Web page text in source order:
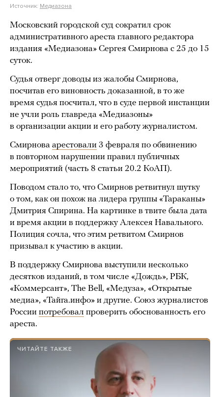
Источник: Медиазона
Московский городской суд сократил срок
административного ареста главного редактора
издания «Медиазона» Сергея Смирнова с 25 до 15
суток.
Судья отверг доводы из жалобы Смирнова,
посчитав его виновность доказанной, в то же
время судья посчитал, что в суде первой инстанции
не учли роль главреда «Медиазоны»
в организации акции и его работу журналистом.
Смирнова арестовали 3 февраля по обвинению
в повторном нарушении правил публичных
мероприятий (часть 8 статьи 20.2 КоАП).
Поводом стало то, что Смирнов ретвитнул шутку
о том, как он похож на лидера группы «Тараканы»
Дмитрия Спирина. На картинке в твите была дата
и время акции в поддержку Алексея Навального.
Полиция сочла, что этим ретвитом Смирнов
призывал к участию в акции.
В поддержку Смирнова выступили несколько
десятков изданий, в том числе «Дождь», РБК,
«Коммерсант», The Bell, «Медуза», «Открытые
медиа», «Тайга.инфо» и другие. Союз журналистов
России потребовал проверить обоснованность его
ареста.
ЧИТАЙТЕ ТАКЖЕ